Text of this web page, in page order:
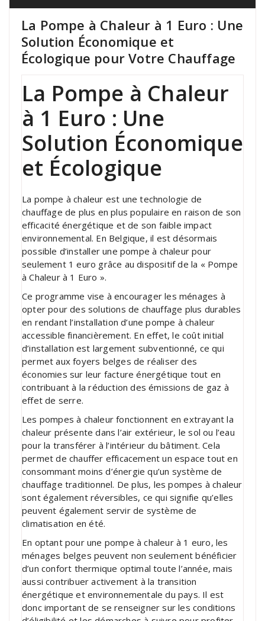
La Pompe à Chaleur à 1 Euro : Une
Solution Économique et
Écologique pour Votre Chauffage
La Pompe à Chaleur
à 1 Euro : Une
Solution Économique
et Écologique
La pompe à chaleur est une technologie de
chauffage de plus en plus populaire en raison de son
efficacité énergétique et de son faible impact
environnemental. En Belgique, il est désormais
possible d’installer une pompe à chaleur pour
seulement 1 euro grâce au dispositif de la « Pompe
à Chaleur à 1 Euro ».
Ce programme vise à encourager les ménages à
opter pour des solutions de chauffage plus durables
en rendant l’installation d’une pompe à chaleur
accessible financièrement. En effet, le coût initial
d’installation est largement subventionné, ce qui
permet aux foyers belges de réaliser des
économies sur leur facture énergétique tout en
contribuant à la réduction des émissions de gaz à
effet de serre.
Les pompes à chaleur fonctionnent en extrayant la
chaleur présente dans l’air extérieur, le sol ou l’eau
pour la transférer à l’intérieur du bâtiment. Cela
permet de chauffer efficacement un espace tout en
consommant moins d’énergie qu’un système de
chauffage traditionnel. De plus, les pompes à chaleur
sont également réversibles, ce qui signifie qu’elles
peuvent également servir de système de
climatisation en été.
En optant pour une pompe à chaleur à 1 euro, les
ménages belges peuvent non seulement bénéficier
d’un confort thermique optimal toute l’année, mais
aussi contribuer activement à la transition
énergétique et environnementale du pays. Il est
donc important de se renseigner sur les conditions